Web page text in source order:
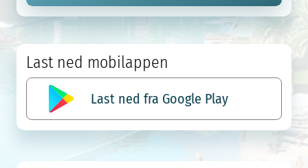
Last ned mobilappen
Last ned fra Google Play